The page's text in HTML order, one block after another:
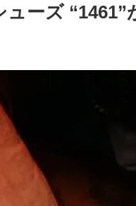
ーズ “1461”